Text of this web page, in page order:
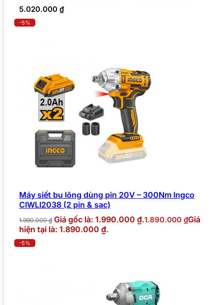
5.020.000 ₫
-5%
Máy siết bu lông dùng pin 20V – 300Nm Ingco
CIWLI2038 (2 pin & sạc)
1.990.000₫ Giá gốc là: 1.990.000 ₫.1.890.000 ₫Giá
hiện tại là: 1.890.000 ₫.
-5%